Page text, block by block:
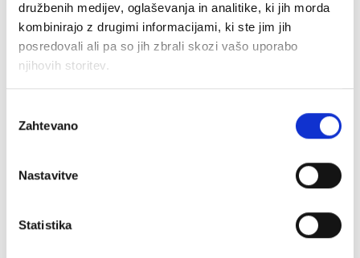
družbenih medijev, oglaševanja in analitike, ki jih morda
kombinirajo z drugimi informacijami, ki ste jim jih
posredovali ali pa so jih zbrali skozi vašo uporabo
njihovih storitev.
soglasja
Zahtevano
Nastavitve
Statistika
DEICHMANN je vodilno podjetje na nemškem
najobsežnejšo ponudbo na trgu. Zagotavljamo
odlično razmerje med kakovostjo in ceno in
hitro uvajamo najnovejše modne trende. Naši
iskalci trendov so vedno na sledi najnovejšim
hitom in za kolekcije takoj izberejo trenutne
modne smernice.